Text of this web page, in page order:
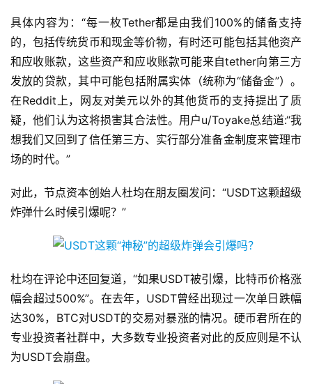
具体内容为：“每一枚Tether都是由我们100%的储备支持
的，包括传统货币和现金等价物，有时还可能包括其他资产
和应收账款，这些资产和应收账款可能来自tether向第三方
发放的贷款，其中可能包括附属实体（统称为“储备金”）。
在Reddit上，网友对美元以外的其他货币的支持提出了质
疑，他们认为这将损害其合法性。用户u/Toyake总结道:“我
想我们又回到了信任第三方、实行部分准备金制度来管理市
场的时代。”
对此，节点资本创始人杜均在朋友圈发问：“USDT这颗超级
炸弹什么时候引爆呢？”
杜均在评论中还回复道，“如果USDT被引爆，比特币价格涨
幅会超过500%”。在去年，USDT曾经出现过一次单日跌幅
达30%，BTC对USDT的交易对暴涨的情况。硬币君所在的
专业投资者社群中，大多数专业投资者对此的反应则是不认
为USDT会崩盘。